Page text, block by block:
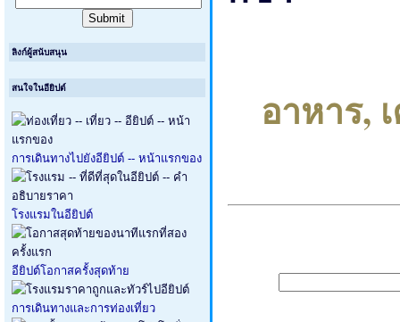
ลิงก์ผู้สนับสนุน
สนใจในอียิปต์
การเดินทางไปยังอียิปต์ -- หน้าแรกของ
โรงแรมในอียิปต์
อียิปต์โอกาสครั้งสุดท้าย
การเดินทางและการท่องเที่ยว
อาหาร,